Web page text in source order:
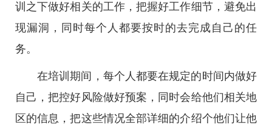
训之下做好相关的工作，把握好工作细节，避免出
现漏洞，同时每个人都要按时的去完成自己的任
务。
在培训期间，每个人都要在规定的时间内做好
自己，把控好风险做好预案，同时会给他们相关地
区的信息，把这些情况全部详细的介绍个他们让他